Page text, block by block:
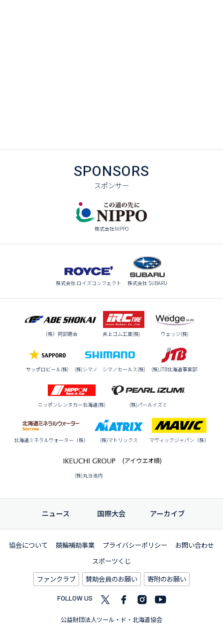
SPONSORS
スポンサー
株式会社NIPPO
株式会社 ロイズコンフェクト 株式会社 SUBARU
（株）阿部商会 井上ゴム工業(株) ウェッジ(株)
サッポロビール(株) (株)シマノ シマノセールス(株) (株)JTB北海道事業部
ニッポンレンタカー北海道(株) (株)パールイズミ
北海道ミネラルウォーター（株） (株)マトリックス マヴィックジャパン（株）
(株)丸ヨ池内
(アイウエオ順)
ニュース 国際大会 アーカイブ
協会について 競輪補助事業 プライバシーポリシー
お問い合わせ
スポーツくじ
ファンクラブ
賛助会員のお願い 寄附のお願い
FOLLOW US
公益財団法人ツール・ド・北海道協会